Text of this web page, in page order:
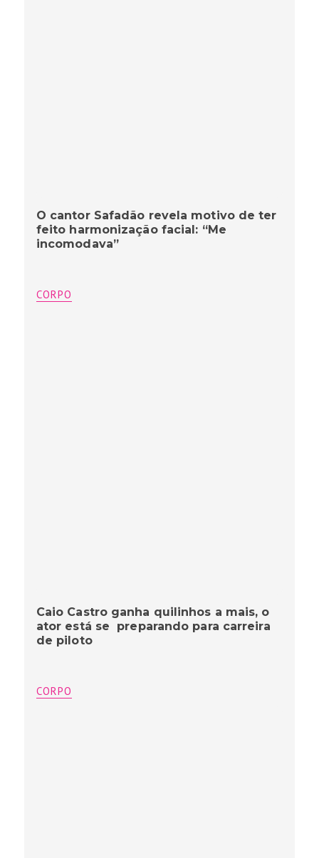
O cantor Safadão revela motivo de ter
feito harmonização facial: “Me
incomodava”
CORPO
Caio Castro ganha quilinhos a mais, o
ator está se preparando para carreira
de piloto
CORPO